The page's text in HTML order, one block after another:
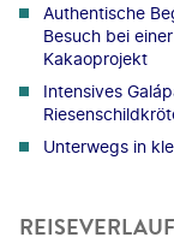
Authentische
Besuch bei
Kakaoprojekt
Intensives
Unterwegs in
REISEVERLAUF